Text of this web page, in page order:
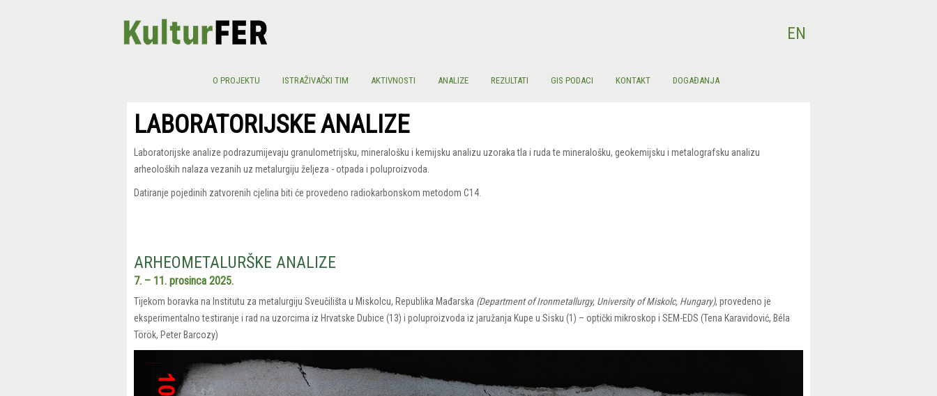
EN
O PROJEKTU ISTRAŽIVAČKI TIM AKTIVNOSTI ANALIZE REZULTATI GIS PODACI KONTAKT DOGAĐANJA
LABORATORIJSKE ANALIZE
Laboratorijske analize podrazumijevaju granulometrijsku, mineralošku i kemijsku analizu uzoraka tla i ruda te mineralošku, geokemijsku i metalografsku analizu
arheoloških nalaza vezanih uz metalurgiju željeza - otpada i poluproizvoda.
Datiranje pojedinih zatvorenih cjelina biti će provedeno radiokarbonskom metodom C14.
ARHEOMETALURŠKE ANALIZE
7. – 11. prosinca 2025.
Tijekom boravka na Institutu za metalurgiju Sveučilišta u Miskolcu, Republika Mađarska (Department of Ironmetallurgy, University of Miskolc, Hungary), provedeno je
eksperimentalno testiranje i rad na uzorcima iz Hrvatske Dubice (13) i poluproizvoda iz jaružanja Kupe u Sisku (1) – optički mikroskop i SEM-EDS (Tena Karavidović, Béla
Török, Peter Barcozy)